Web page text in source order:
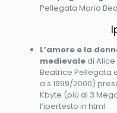
Pellegata Maria
L’amore e la
medievaledi Alice
Beatrice Pellegata
a.s.1999/2000)
Kbyte (più di 3
l’ipertesto in html